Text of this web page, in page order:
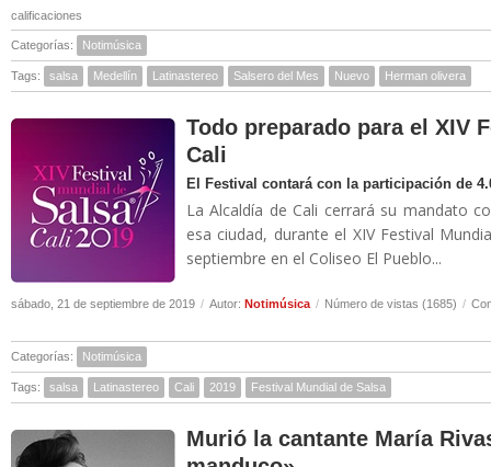
calificaciones
Categorías: Notimúsica
Tags: salsa Medellín Latinastereo Salsero del Mes Nuevo Herman olivera
Todo preparado para el XIV
Cali
El Festival contará con la participación de
La Alcaldía de Cali cerrará su mandato
esa ciudad, durante el XIV Festival
septiembre en el Coliseo El Pueblo...
sábado, 21 de septiembre de 2019 / Autor: Notimúsica / Número de vistas (1685) /
Categorías: Notimúsica
Tags: salsa Latinastereo Cali 2019 Festival Mundial de Salsa
Murió la cantante María